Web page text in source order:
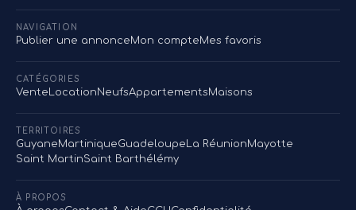
NAVIGATION
Publier une annonceMon compteMes favoris
CATÉGORIES
Vente LocationNeufsAppartementsMaisons
TERRITOIRES
GuyaneMartiniqueGuadeloupe La RéunionMayotte
Saint MartinSaint Barthélémy
À PROPOS